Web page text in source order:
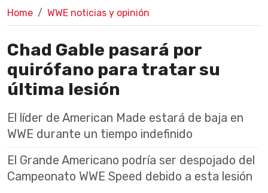
Home WWE noticias y opinión
Chad Gable pasará por
quirófano para tratar su
última lesión
El líder de American Made estará de baja en
WWE durante un tiempo indefinido
El Grande Americano podría ser despojado del
Campeonato WWE Speed debido a esta lesión